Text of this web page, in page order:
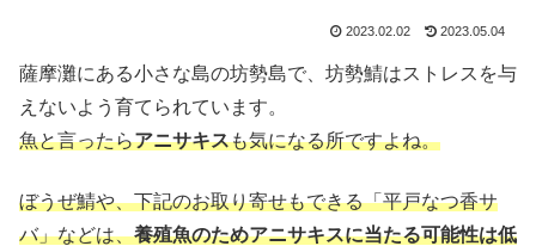
2023.02.02 2023.05.04
薩摩灘にある小さな島の坊勢島で、坊勢鯖はストレスを与
えないよう育てられています。
魚と言ったらアニサキスも気になる所ですよね。
ぼうぜ鯖や、下記のお取り寄せもできる「平戸なつ香サ
バ」などは、養殖魚のためアニサキスに当たる可能性は低